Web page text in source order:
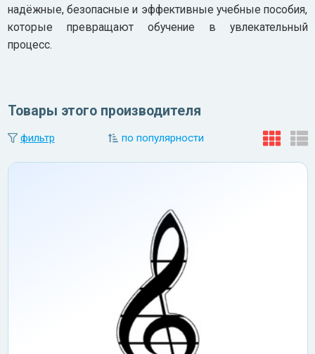
надёжные, безопасные и эффективные учебные пособия,
которые превращают обучение в увлекательный
процесс.
Товары этого производителя
фильтр по популярности